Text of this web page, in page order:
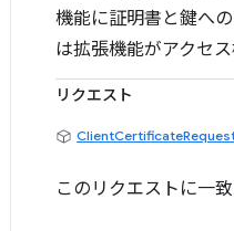
機能に証明書と鍵へ
は拡張機能がアクセ
リクエスト
このリクエストに一